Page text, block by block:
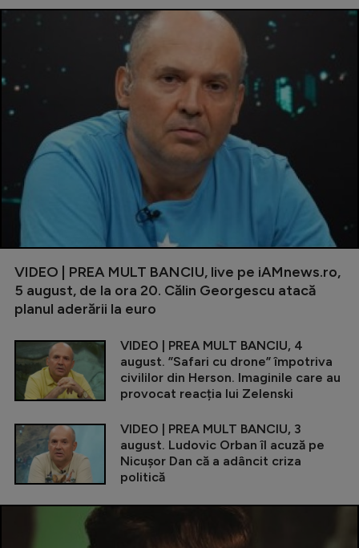
VIDEO | PREA MULT BANCIU, live pe iAMnews.ro,
5 august, de la ora 20. Călin Georgescu atacă
planul aderării la euro
VIDEO | PREA MULT BANCIU, 4
august. ”Safari cu drone” împotriva
civililor din Herson. Imaginile care au
provocat reacția lui Zelenski
VIDEO | PREA MULT BANCIU, 3
august. Ludovic Orban îl acuză pe
Nicușor Dan că a adâncit criza
politică